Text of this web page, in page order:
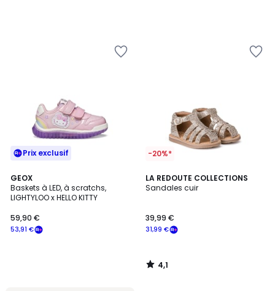
Prix exclusif
GEOX
Baskets à LED, à scratchs,
LIGHTYLOO x HELLO KITTY
53,91 €
59,90 €
-20%*
LA REDOUTE COLLECTIONS
Sandales cuir
31,99 €
39,99 €
4,1
/ 5
4,1
/